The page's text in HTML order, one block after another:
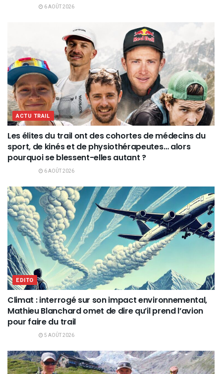
6 AOÛT 2026
ACTU TRAIL
Les élites du trail ont des cohortes de médecins du
sport, de kinés et de physiothérapeutes… alors
pourquoi se blessent-elles autant ?
6 AOÛT 2026
EDITO
Climat : interrogé sur son impact environnemental,
Mathieu Blanchard omet de dire qu’il prend l’avion
pour faire du trail
5 AOÛT 2026